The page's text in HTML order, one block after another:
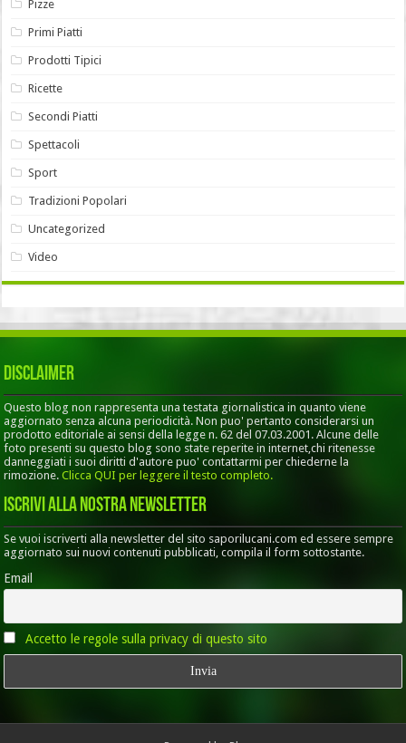
Pizze
Primi Piatti
Prodotti Tipici
Ricette
Secondi Piatti
Spettacoli
Sport
Tradizioni Popolari
Uncategorized
Video
Disclaimer
Questo blog non rappresenta una testata giornalistica in quanto viene
aggiornato senza alcuna periodicità. Non puo' pertanto considerarsi un
prodotto editoriale ai sensi della legge n. 62 del 07.03.2001. Alcune delle
foto presenti su questo blog sono state reperite in internet,chi ritenesse
danneggiati i suoi diritti d'autore puo' contattarmi per chiederne la
rimozione.Clicca QUI per leggere il testo completo.
Iscrivi alla nostra Newsletter
Se vuoi iscriverti alla newsletter del sito saporilucani.com ed essere sempre
aggiornato sui nuovi contenuti pubblicati, compila il form sottostante.
Email
Accetto le regole sulla privacy di questo sito